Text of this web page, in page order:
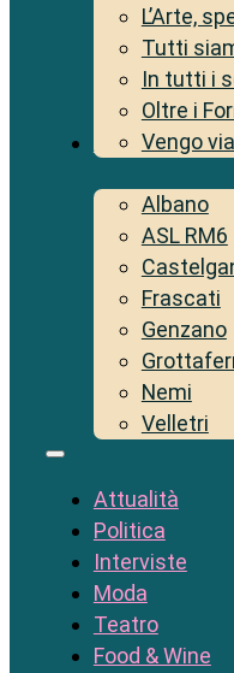
L’Arte,
Tutti
In tutti i
Oltre i
Vengo
Territorio
Albano
ASL RM6
Frascati
Genzano
Nemi
Velletri
Attualità
Politica
Interviste
Moda
Teatro
Food & Wine